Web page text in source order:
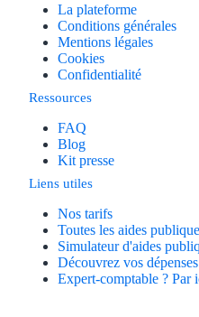
La plateforme
Conditions générales
Mentions légales
Cookies
Confidentialité
Ressources
FAQ
Blog
Kit presse
Liens utiles
Nos tarifs
Toutes les aides
Simulateur d'aides
Découvrez vos
Expert-comptable ? Par